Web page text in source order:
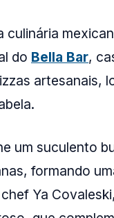
culinária
do Bella Bar,
artesanais,
um suculento
formando
Ya